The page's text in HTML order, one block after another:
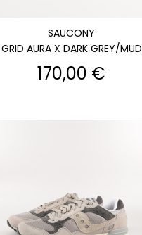
SAUCONY
GRID AURA X DARK GREY/MUD
Prix
170,00 €